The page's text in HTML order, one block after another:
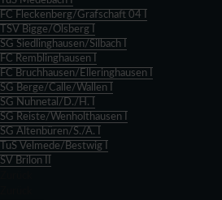
FC Fleckenberg/Grafschaft 04 I
TSV Bigge/Olsberg I
SG Siedlinghausen/Silbach I
FC Remblinghausen I
FC Bruchhausen/Elleringhausen I
SG Berge/Calle/Wallen I
SG Nuhnetal/D./H. I
SG Reiste/Wenholthausen I
SG Altenbüren/S./A. I
TuS Velmede/Bestwig I
SV Brilon II